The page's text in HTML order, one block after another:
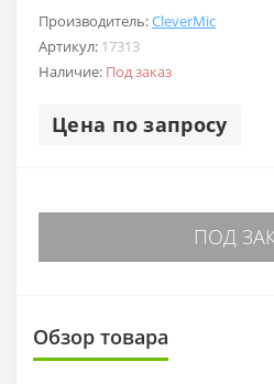
Производитель:CleverMic
Артикул: 17313
Наличие: Под заказ
Цена по запросу
ПОД
Обзор товара